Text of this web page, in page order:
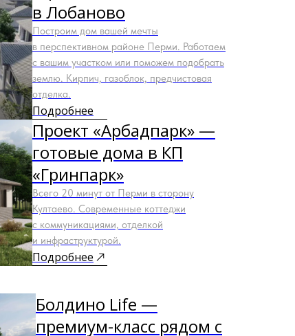
в Лобаново
Построим дом вашей мечты
в перспективном районе Перми. Работаем
с вашим участком или поможем подобрать
землю. Кирпич, газоблок, предчистовая
отделка.
Подробнее
Проект «Арбадпарк» —
готовые дома в КП
«Гринпарк»
Всего 20 минут от Перми в сторону
Култаево. Современные коттеджи
с коммуникациями, отделкой
и инфраструктурой.
Подробнее
Болдино Life —
премиум-класс рядом с